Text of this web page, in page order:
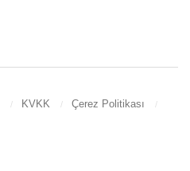
KVKK
Çerez Politikası